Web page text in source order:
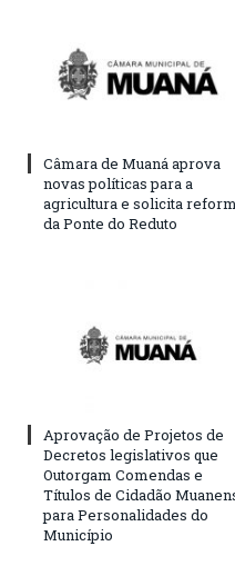
Câmara de Muaná aprova
novas políticas para a
agricultura e solicita
da Ponte do Reduto
Aprovação de Projetos de
Decretos legislativos que
Outorgam Comendas e
Títulos de Cidadão
para Personalidades do
Município